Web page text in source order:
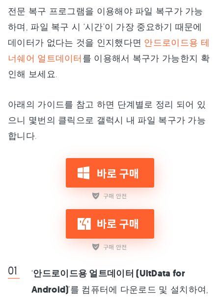
전문 복구 프로그램을 이용해야 파일 복구가 가능
하며, 파일 복구 시 ‘시간’이 가장 중요하기 때문에
데이터가 없다는 것을 인지했다면 안드로이드용 테
너쉐어 얼트데이터를 이용해서 복구가 가능한지 확
인해 보세요.
아래의 가이드를 참고 하면 단계별로 정리 되어 있
으니 몇번의 클릭으로 갤럭시 내 파일 복구가 가능
합니다.
‘안드로이드용 얼트데이터 (UltData for
Android)’를 컴퓨터에 다운로드 및 설치하여,